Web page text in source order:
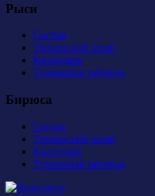
Рыси
Состав
Тренерский штаб
Календарь
Турнирная таблица
Бирюса
Состав
Тренерский штаб
Календарь
Турнирная таблица